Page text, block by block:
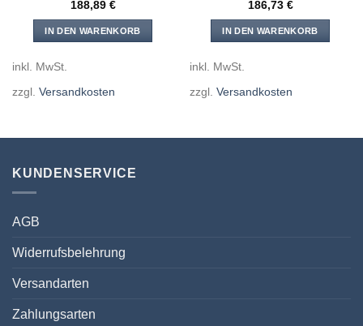
188,89 €
IN DEN WARENKORB
inkl. MwSt.
zzgl. Versandkosten
186,73 €
IN DEN WARENKORB
inkl. MwSt.
zzgl. Versandkosten
KUNDENSERVICE
AGB
Widerrufsbelehrung
Versandarten
Zahlungsarten